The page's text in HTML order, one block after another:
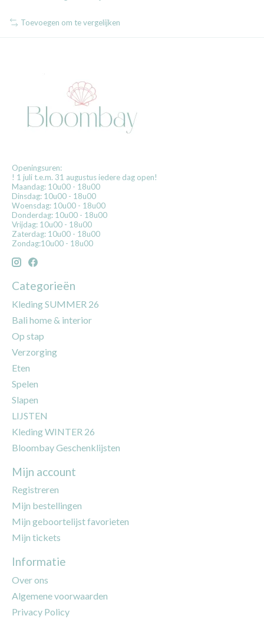
Toevoegen om te vergelijken
Openingsuren:
! 1 juli t.e.m. 31 augustus iedere dag open!
Maandag: 10u00 - 18u00
Dinsdag: 10u00 - 18u00
Woensdag: 10u00 - 18u00
Donderdag: 10u00 - 18u00
Vrijdag: 10u00 - 18u00
Zaterdag: 10u00 - 18u00
Zondag:10u00 - 18u00
Categorieën
Kleding SUMMER 26
Bali home & interior
Op stap
Verzorging
Eten
Spelen
Slapen
LIJSTEN
Kleding WINTER 26
Bloombay Geschenklijsten
Mijn account
Registreren
Mijn bestellingen
Mijn geboortelijst favorieten
Mijn tickets
Informatie
Over ons
Algemene voorwaarden
Privacy Policy